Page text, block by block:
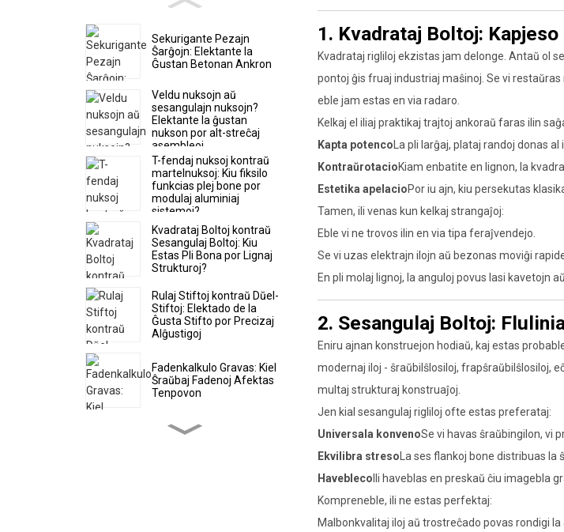
Sekurigante Pezajn
Ŝarĝojn: Elektante la
Ĝustan Betonan Ankron
Veldu nuksojn aŭ
sesangulajn nuksojn?
Elektante la ĝustan
nukson por alt-streĉaj
asembleoj
T-fendaj nuksoj kontraŭ
martelnuksoj: Kiu fiksilo
funkcias plej bone por
modulaj aluminiaj
sistemoj?
Kvadrataj Boltoj kontraŭ
Sesangulaj Boltoj: Kiu
Estas Pli Bona por Lignaj
Strukturoj?
Rulaj Stiftoj kontraŭ Dŭel-
Stiftoj: Elektado de la
Ĝusta Stifto por Precizaj
Alĝustigoj
Fadenkalkulo Gravas: Kiel
Ŝraŭbaj Fadenoj Afektas
Tenpovon
Ĉu Bimetalaj Ŝraŭboj
1. Kvadrataj Boltoj:
Kvadrataj rigliloj ekzistas jam delonge. Antaŭ ol
pontoj ĝis fruaj industriaj maŝinoj. Se vi
eble jam estas en via radaro.
Kelkaj el iliaj praktikaj trajtoj ankoraŭ faras ilin
Kapta potencoLa pli larĝaj, plataj randoj donas
KontraŭrotacioKiam enbatite en lignon, la
Estetika apelacioPor iu ajn, kiu persekutas
Tamen, ili venas kun kelkaj strangaĵoj:
Eble vi ne trovos ilin en via tipa feraĵvendejo.
Se vi uzas elektrajn ilojn aŭ bezonas moviĝi
En pli molaj lignoj, la anguloj povus lasi kavetojn
2. Sesangulaj Boltoj:
Eniru ajnan konstruejon hodiaŭ, kaj estas
modernaj iloj - ŝraŭbilŝlosiloj, frapŝraŭbilŝlosiloj,
multaj strukturaj konstruaĵoj.
Jen kial sesangulaj rigliloj ofte estas preferataj:
Universala konvenoSe vi havas ŝraŭbingilon, vi
Ekvilibra stresoLa ses flankoj bone distribuas
Havebleco Ili haveblas en preskaŭ ĉiu imagebla
Kompreneble, ili ne estas perfektaj:
Malbonkvalitaj iloj aŭ trostreĉado povas rondigi la